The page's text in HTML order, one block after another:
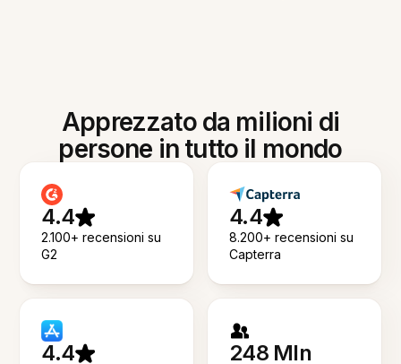
Apprezzato da milioni di
persone in tutto il mondo
4.4
2.100+ recensioni su
G2
4.4
8.200+ recensioni su
Capterra
4.4 248 Mln